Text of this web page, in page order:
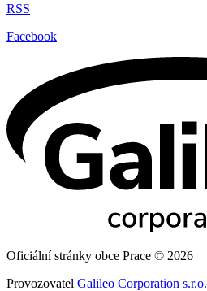
RSS
Facebook
Oficiální stránky obce Prace © 2026
Provozovatel Galileo Corporation s.r.o.